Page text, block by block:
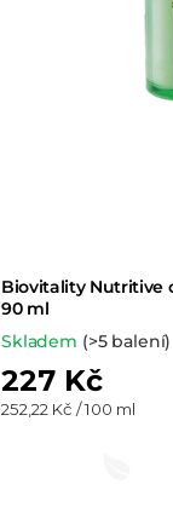
Biovitality Nutritive
90 ml
Skladem (>5 balení)
227 Kč
Měrná
252,22 Kč / 100 ml